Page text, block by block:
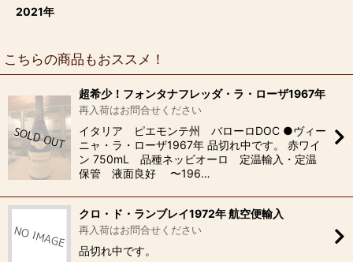
2021年
こちらの商品もおススメ！
超希少！フォンタナフレッダ・ラ・ローザ1967年
再入荷はお問合せください
イタリア ピエモンテ州 バローロDOC ●ヴィー
ニャ・ラ・ローザ1967年 品切れ中です。 赤ワイ
ン 750mL 品種ネッビオーロ 定温輸入・定温
保管 液面良好 〜196…
クロ・ド・ランブレイ1972年 航空便輸入
再入荷はお問合せください
品切れ中です。